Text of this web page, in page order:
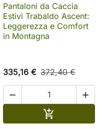
Pantaloni da Caccia
Estivi Trabaldo Ascent:
Leggerezza e Comfort
in Montagna
335,16 € 372,40 €
 
